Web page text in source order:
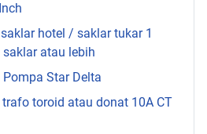
hotel / saklar tukar 1
atau lebih
Star Delta
toroid atau donat 10A CT